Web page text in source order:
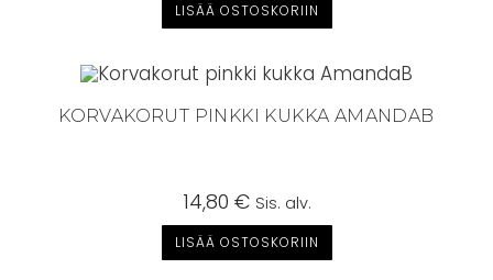
LISÄÄ OSTOSKORIIN
KORVAKORUT PINKKI KUKKA AMANDAB
14,80 € Sis. alv.
LISÄÄ OSTOSKORIIN